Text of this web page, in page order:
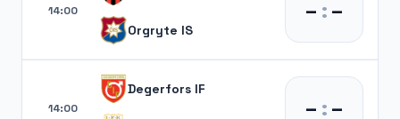
14:00
Orgryte IS
– :–
14:00
Degerfors IF
– :–